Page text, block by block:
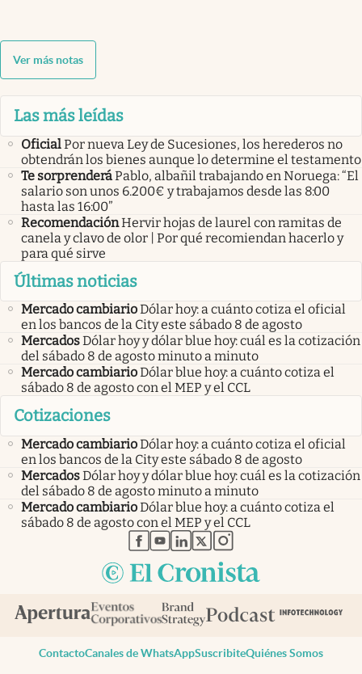
Ver más notas
Las más leídas
OficialPor nueva Ley de Sucesiones, los herederos no
obtendrán los bienes aunque lo determine el testamento
Te sorprenderáPablo, albañil trabajando en Noruega: “El
salario son unos 6.200€ y trabajamos desde las 8:00
hasta las 16:00”
RecomendaciónHervir hojas de laurel con ramitas de
canela y clavo de olor | Por qué recomiendan hacerlo y
para qué sirve
Últimas noticias
Mercado cambiarioDólar hoy: a cuánto cotiza el oficial
en los bancos de la City este sábado 8 de agosto
MercadosDólar hoy y dólar blue hoy: cuál es la cotización
del sábado 8 de agosto minuto a minuto
Mercado cambiarioDólar blue hoy: a cuánto cotiza el
sábado 8 de agosto con el MEP y el CCL
Cotizaciones
Mercado cambiarioDólar hoy: a cuánto cotiza el oficial
en los bancos de la City este sábado 8 de agosto
MercadosDólar hoy y dólar blue hoy: cuál es la cotización
del sábado 8 de agosto minuto a minuto
Mercado cambiarioDólar blue hoy: a cuánto cotiza el
sábado 8 de agosto con el MEP y el CCL
abre en nueva pestaña
abre en nueva pestaña
abre en nueva pestaña
abre en nueva pestaña
abre en nueva pestaña
ContactoCanales de WhatsAppSuscribiteQuiénes Somos